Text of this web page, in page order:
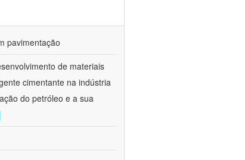
pavimentação
de materiais
cimentante na indústria
do petróleo e a sua